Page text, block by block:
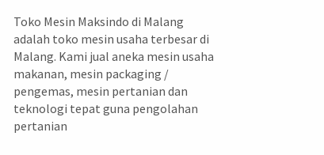
Toko Mesin Maksindo di Malang
adalah toko mesin usaha terbesar di
Malang. Kami jual aneka mesin usaha
makanan, mesin packaging /
pengemas, mesin pertanian dan
teknologi tepat guna pengolahan
pertanian